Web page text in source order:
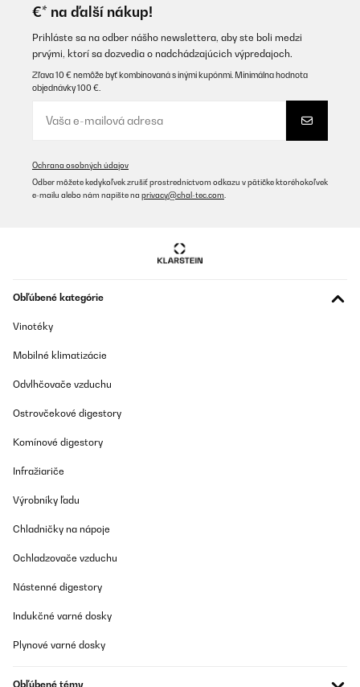
€* na ďalší nákup!
Prihláste sa na odber nášho newslettera, aby ste boli medzi
prvými, ktorí sa dozvedia o nadchádzajúcich výpredajoch.
Zľava 10 € nemôže byť kombinovaná s inými kupónmi. Minimálna hodnota
objednávky 100 €.
Ochrana osobných údajov
Odber môžete kedykoľvek zrušiť prostredníctvom odkazu v pätičke ktoréhokoľvek
e-mailu alebo nám napíšte na privacy@chal-tec.com
Obľúbené kategórie
Vinotéky
Mobilné klimatizácie
Odvlhčovače vzduchu
Ostrovčekové digestory
Komínové digestory
Infražiariče
Výrobníky ľadu
Chladničky na nápoje
Ochladzovače vzduchu
Nástenné digestory
Indukčné varné dosky
Plynové varné dosky
Obľúbené témy